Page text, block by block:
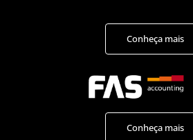
Conheça mais
Conheça mais